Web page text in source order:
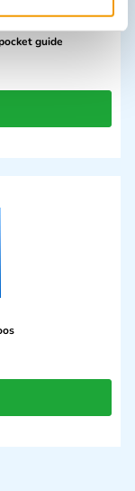
guide